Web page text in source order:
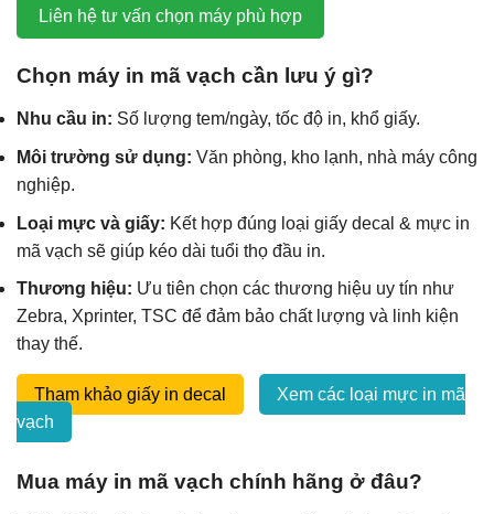
Liên hệ tư vấn chọn máy phù hợp
Chọn máy in mã vạch cần lưu ý gì?
Nhu cầu in: Số lượng tem/ngày, tốc độ in, khổ giấy.
Môi trường sử dụng: Văn phòng, kho lạnh, nhà máy công
nghiệp.
Loại mực và giấy: Kết hợp đúng loại giấy decal & mực in
mã vạch sẽ giúp kéo dài tuổi thọ đầu in.
Thương hiệu: Ưu tiên chọn các thương hiệu uy tín như
Zebra, Xprinter, TSC để đảm bảo chất lượng và linh kiện
thay thế.
Tham khảo giấy in decal
Xem các loại mực in mã
vạch
Mua máy in mã vạch chính hãng ở đâu?